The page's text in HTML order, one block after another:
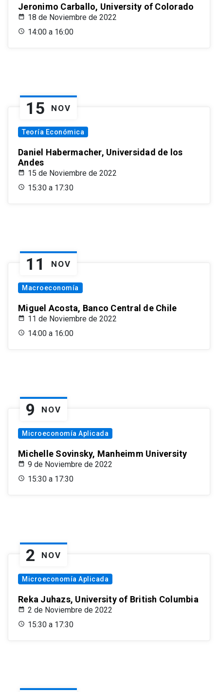
Jeronimo Carballo, University of Colorado
18 de Noviembre de 2022
14:00 a 16:00
15 NOV
Teoría Económica
Daniel Habermacher, Universidad de los
Andes
15 de Noviembre de 2022
15:30 a 17:30
11 NOV
Macroeconomía
Miguel Acosta, Banco Central de Chile
11 de Noviembre de 2022
14:00 a 16:00
9 NOV
Microeconomía Aplicada
Michelle Sovinsky, Manheimm University
9 de Noviembre de 2022
15:30 a 17:30
2 NOV
Microeconomía Aplicada
Reka Juhazs, University of British Columbia
2 de Noviembre de 2022
15:30 a 17:30